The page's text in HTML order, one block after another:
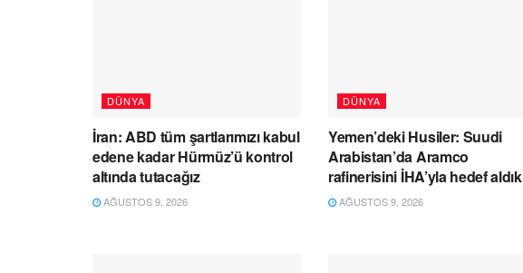
DÜNYA
İran: ABD tüm şartlarımızı kabul
edene kadar Hürmüz’ü kontrol
altında tutacağız
AĞUSTOS 9, 2026
DÜNYA
Yemen’deki Husiler: Suudi
Arabistan’da Aramco
rafinerisini İHA’yla hedef aldık
AĞUSTOS 9, 2026